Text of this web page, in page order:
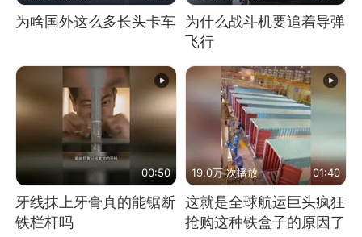
为啥国外这么多长头卡车
为什么战斗机要追着导弹
飞行
00:50
牙线抹上牙膏真的能锯断
铁栏杆吗
19.0万 次播放 01:40
这就是全球航运巨头疯狂
抢购这种铁盒子的原因了